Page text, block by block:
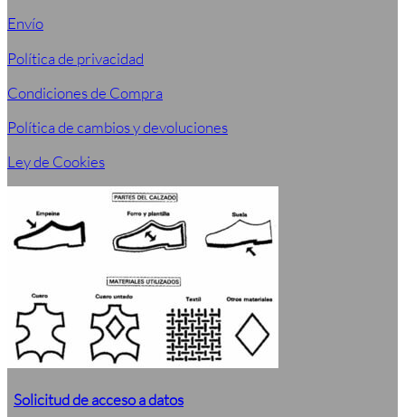
Envío
Política de privacidad
Condiciones de Compra
Política de cambios y devoluciones
Ley de Cookies
Solicitud de acceso a datos